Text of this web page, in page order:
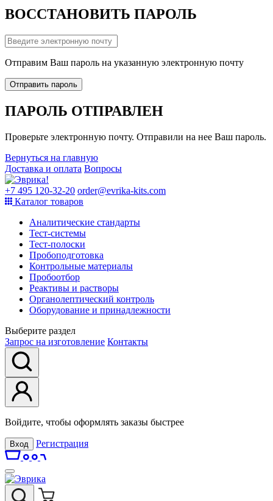
ВОССТАНОВИТЬ ПАРОЛЬ
Отправим Ваш пароль на указанную электронную почту
Отправить пароль
ПАРОЛЬ ОТПРАВЛЕН
Проверьте электронную почту. Отправили на нее Ваш пароль.
Вернуться на главную
Доставка и оплата Вопросы
+7 495 120-32-20 order@evrika-kits.com
Каталог товаров
Аналитические стандарты
Тест-системы
Тест-полоски
Пробоподготовка
Контрольные материалы
Пробоотбор
Реактивы и растворы
Органолептический контроль
Оборудование и принадлежности
Выберите раздел
Запрос на изготовление Контакты
Войдите, чтобы оформлять заказы быстрее
Вход Регистрация